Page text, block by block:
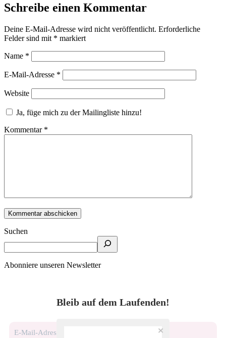
Schreibe einen Kommentar
Deine E-Mail-Adresse wird nicht veröffentlicht. Erforderliche
Felder sind mit * markiert
Name *
E-Mail-Adresse *
Website
Ja, füge mich zu der Mailingliste hinzu!
Kommentar *
Suchen
Abonniere unseren Newsletter
Bleib auf dem Laufenden!